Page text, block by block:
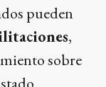
pueden
,
sobre